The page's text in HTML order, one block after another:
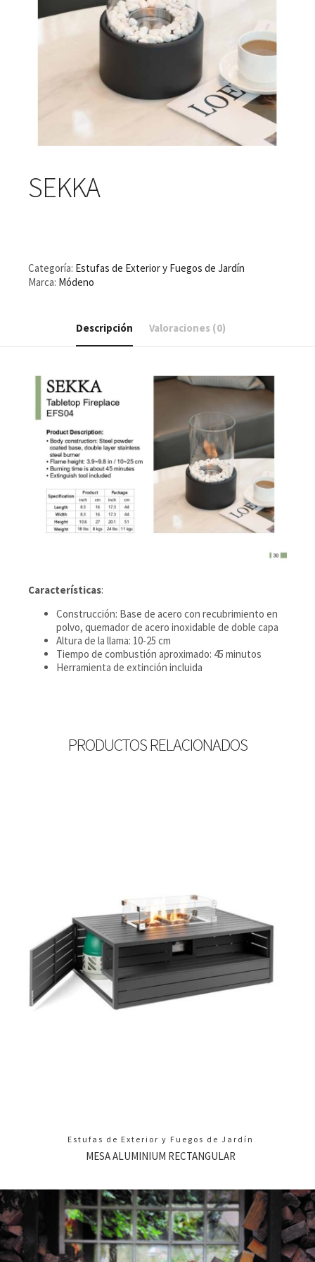
SEKKA
Categoría: Estufas de Exterior y Fuegos de Jardín
Marca: Módeno
Descripción Valoraciones (0)
Características:
Construcción: Base de acero con recubrimiento en
polvo, quemador de acero inoxidable de doble capa
Altura de la llama: 10-25 cm
Tiempo de combustión aproximado: 45 minutos
Herramienta de extinción incluida
PRODUCTOS RELACIONADOS
Estufas de Exterior y Fuegos de Jardín
MESA ALUMINIUM RECTANGULAR